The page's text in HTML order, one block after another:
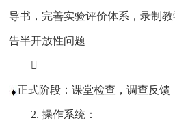
导书，完善实验评价体系，录制
告半开放性问题

正式阶段：课堂检查，调查反馈
2. 操作系统：